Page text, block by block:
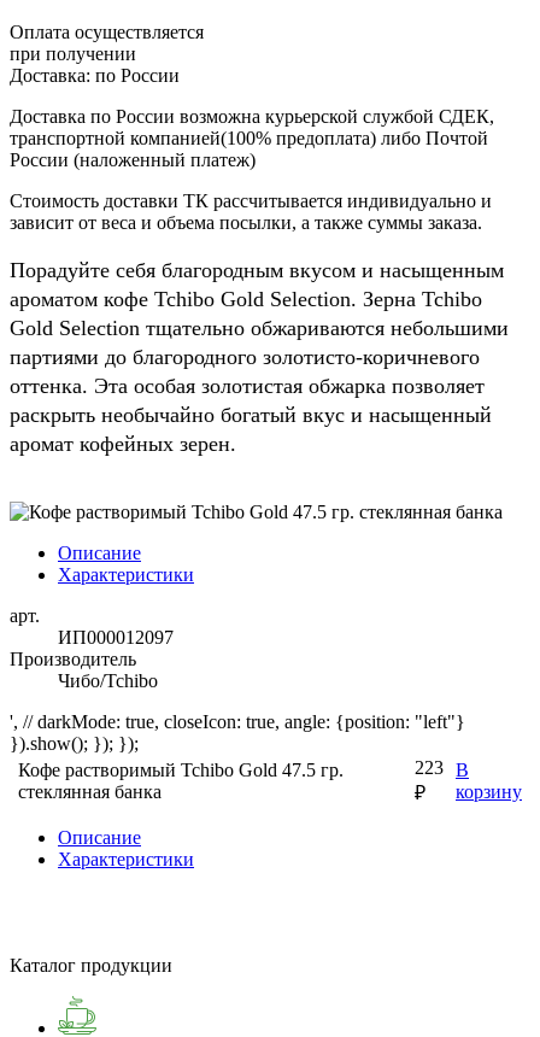
Оплата осуществляется
при получении
Доставка: по России
Доставка по России возможна курьерской службой СДЕК,
транспортной компанией(100% предоплата) либо Почтой
России (наложенный платеж)
Стоимость доставки ТК рассчитывается индивидуально и
зависит от веса и объема посылки, а также суммы заказа.
Порадуйте себя благородным вкусом и насыщенным
ароматом кофе Tchibo Gold Selection. Зерна Tchibo
Gold Selection тщательно обжариваются небольшими
партиями до благородного золотисто-коричневого
оттенка. Эта особая золотистая обжарка позволяет
раскрыть необычайно богатый вкус и насыщенный
аромат кофейных зерен.
Описание
Характеристики
арт.
ИП000012097
Производитель
Чибо/Tchibo
', // darkMode: true, closeIcon: true, angle: {position: "left"}
}).show(); }); });
Кофе растворимый Tchibo Gold 47.5 гр.
стеклянная банка
223
₽
В
корзину
Описание
Характеристики
Каталог продукции